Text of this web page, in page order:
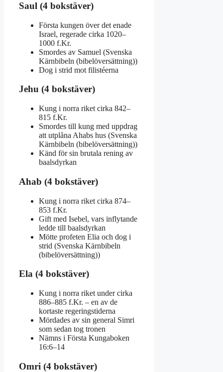
Saul (4 bokstäver)
Första kungen över det enade
Israel, regerade cirka 1020–
1000 f.Kr.
Smordes av Samuel (Svenska
Kärnbibeln (bibelöversättning))
Dog i strid mot filistéerna
Jehu (4 bokstäver)
Kung i norra riket cirka 842–
815 f.Kr.
Smordes till kung med uppdrag
att utplåna Ahabs hus (Svenska
Kärnbibeln (bibelöversättning))
Känd för sin brutala rening av
baalsdyrkan
Ahab (4 bokstäver)
Kung i norra riket cirka 874–
853 f.Kr.
Gift med Isebel, vars inflytande
ledde till baalsdyrkan
Mötte profeten Elia och dog i
strid (Svenska Kärnbibeln
(bibelöversättning))
Ela (4 bokstäver)
Kung i norra riket under cirka
886–885 f.Kr. – en av de
kortaste regeringstiderna
Mördades av sin general Simri
som sedan tog tronen
Nämns i Första Kungaboken
16:6–14
Omri (4 bokstäver)